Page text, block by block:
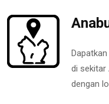
di sekitar
dengan